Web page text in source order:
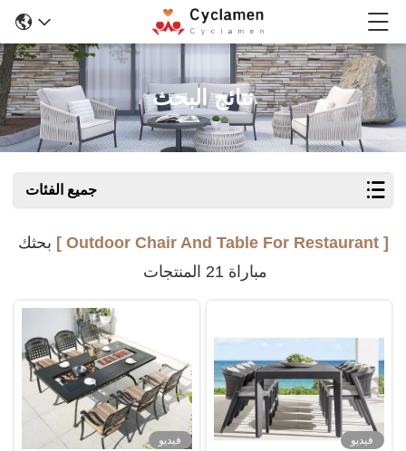
نتائج البحث
جميع الفئات
[ Outdoor Chair And Table For Restaurant ]
مباراة 21 المنتجات
فيديو
فيديو